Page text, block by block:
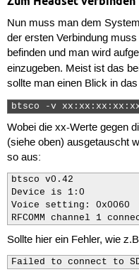
Nun muss man dem
der ersten Verbindung
befinden und man wird
einzugeben. Meist ist das
sollte man einen Blick in
btsco -v
Wobei die xx-Werte gegen
(siehe oben) ausgetauscht
so aus:
btsco v0.42
Device is 1:0
Voice setting: 0x0060
RFCOMM channel 1
Sollte hier ein Fehler, wie
Failed to connect to